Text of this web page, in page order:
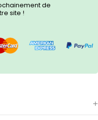
de
site !